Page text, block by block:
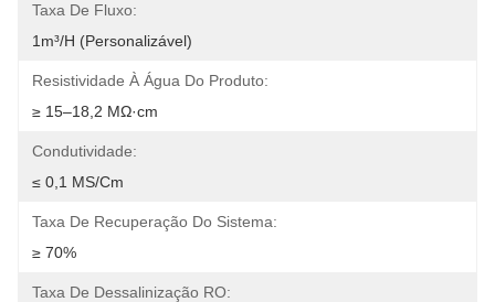
Taxa De Fluxo:
1m³/h (Personalizável)
Resistividade À Água Do Produto:
≥ 15–18,2 MΩ·cm
Condutividade:
≤ 0,1 ΜS/cm
Taxa De Recuperação Do Sistema:
≥ 70%
Taxa De Dessalinização RO: